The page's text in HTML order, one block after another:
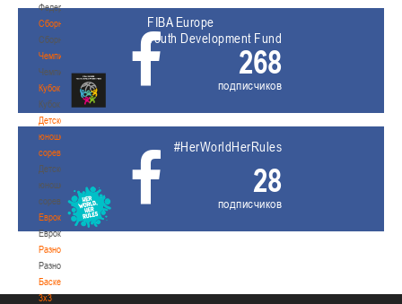
Федерация
Сборные
Сборные
Чемпионат
Чемпионат
Кубок
Кубок
Детско-
юношеские
соревнования
Детско-
юношеские
соревнования
Еврокубки
Еврокубки
Разное
Разное
Баскетбол
3х3
FIBA Europe
Youth Development Fund
268
подписчиков
#HerWorldHerRules
28
подписчиков